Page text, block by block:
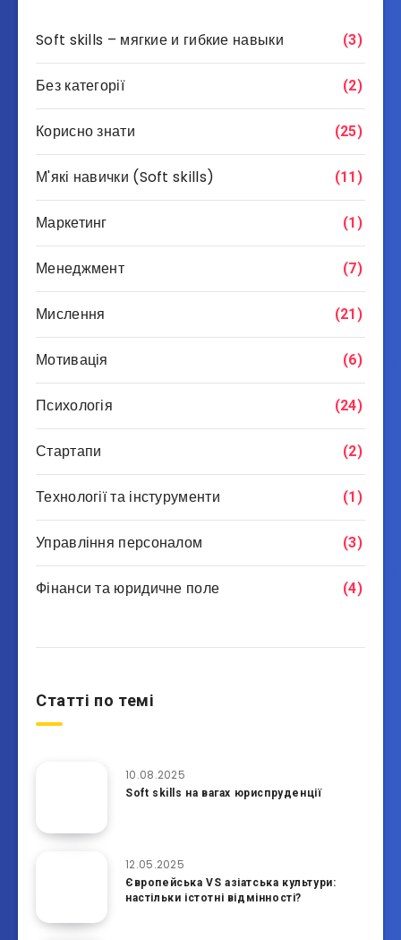
Soft skills – мягкие и гибкие навыки (3)
Без категорії (2)
Корисно знати (25)
М'які навички (Soft skills) (11)
Маркетинг (1)
Менеджмент (7)
Мислення (21)
Мотивація (6)
Психологія (24)
Стартапи (2)
Технології та інстурументи (1)
Управління персоналом (3)
Фінанси та юридичне поле (4)
Статті по темі
10.08.2025
Soft skills на вагах юриспруденції
12.05.2025
Європейська VS азіатська культури:
настільки істотні відмінності?